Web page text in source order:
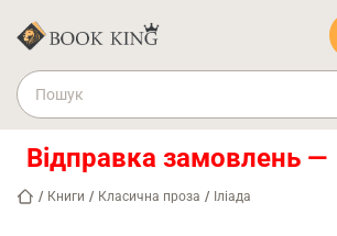
Відправка замовлень
/ Книги / Класична проза / Іліада